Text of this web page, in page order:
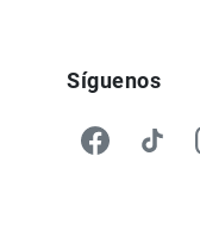
Síguenos